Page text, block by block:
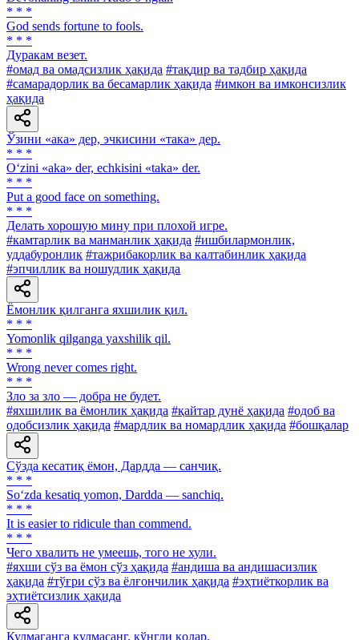
* * *
God sends fortune to fools.
* * *
Дуракам везет.
#омад ва омадсизлик ҳақида #тақдир ва тадбир ҳақида
#самарадорлик ва бесамарлик ҳақида #имкон ва имконсизлик
ҳақида
Ўзини «ака» дер, эчкисини «така» дер.
* * *
O‘zini «aka» der, echkisini «taka» der.
* * *
Put a good face on something.
* * *
Делать хорошую мину при плохой игре.
#камтарлик ва манманлик ҳақида #ишбилармонлик,
уддабуронлик #тажрибакорлик ва калтабинлик ҳақида
#эпчиллик ва ношудлик ҳақида
Ёмонлик қилганга яхшилик қил.
* * *
Yomonlik qilganga yaxshilik qil.
* * *
Wrong never comes right.
* * *
Зло за зло — добра не будет.
#яхшилик ва ёмонлик ҳақида #қайтар дунё ҳақида #одоб ва
одобсизлик ҳақида #мардлик ва номардлик ҳақида #бошқалар
Сўзда кесатиқ ёмон, Дардда — санчиқ.
* * *
So‘zda kesatiq yomon, Dardda — sanchiq.
* * *
It is easier to ridicule than commend.
* * *
Чего хвалить не умеешь, того не хули.
#яхши сўз ва ёмон сўз ҳақида #андиша ва андишасизлик
ҳақида #тўғри сўз ва ёлғончилик ҳақида #эҳтиёткорлик ва
эҳтиётсизлик ҳақида
Кулмаганга кулмасанг, кўнгли қолар.